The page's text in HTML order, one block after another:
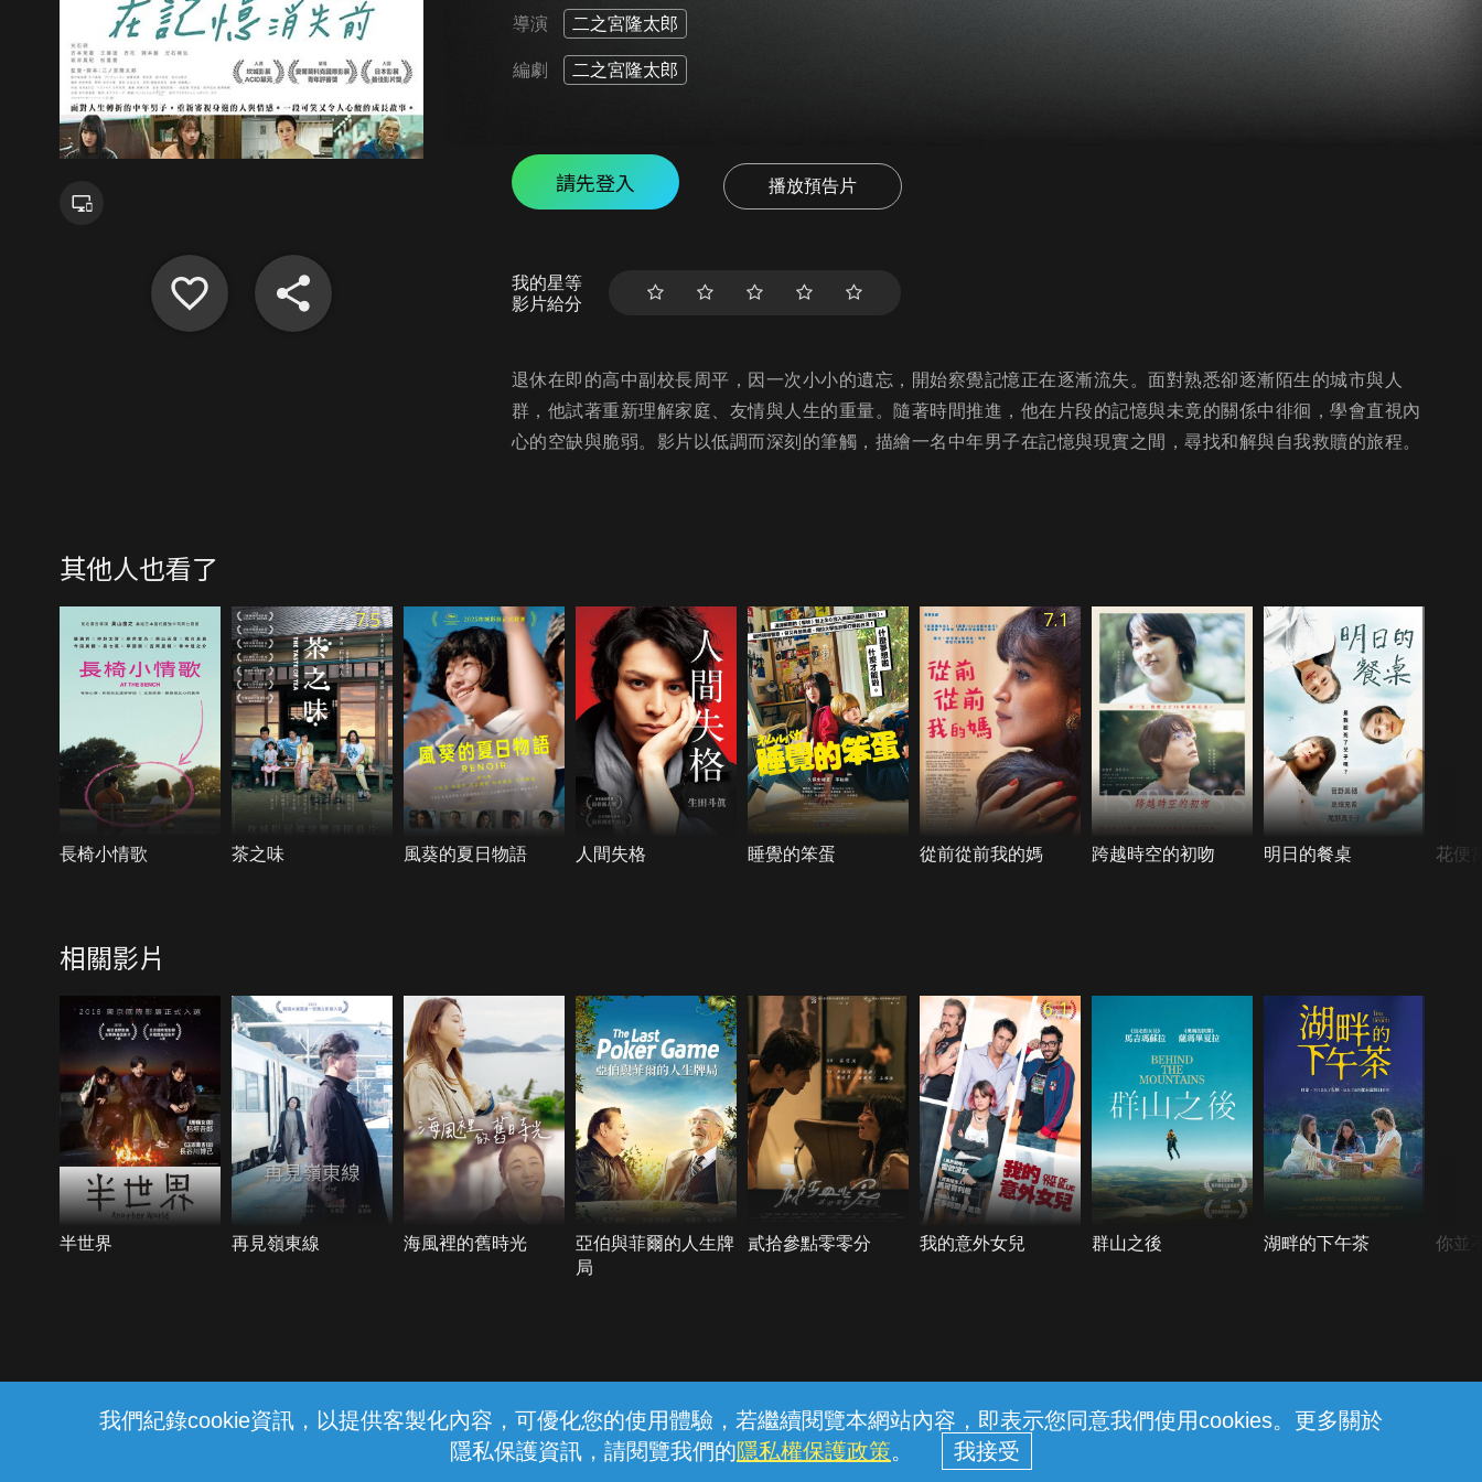
我們紀錄cookie資訊，以提供客製化內容，可優化您的使用體驗，若繼續閱覽本網站內容，即表示您同意我們使用cookies。更多關於
隱私保護資訊，請閱覽我們的隱私權保護政策。
導演 二之宮隆太郎
編劇 二之宮隆太郎
請先登入 播放預告片
我的星等
影片給分
退休在即的高中副校長周平，因一次小小的遺忘，開始察覺記憶正在逐漸流失。面對熟悉卻逐漸陌生的城市與人
群，他試著重新理解家庭、友情與人生的重量。隨著時間推進，他在片段的記憶與未竟的關係中徘徊，學會直視內
心的空缺與脆弱。影片以低調而深刻的筆觸，描繪一名中年男子在記憶與現實之間，尋找和解與自我救贖的旅程。
其他人也看了
長椅小情歌
7.5
茶之味 風葵的夏日物語 人間失格 睡覺的笨蛋
7.1
從前從前我的媽 跨越時空的初吻 明日的餐桌 花便
相關影片
半世界 再見嶺東線 海風裡的舊時光
亞伯與菲爾的人生牌
局
貳拾參點零零分
6.1
我的意外女兒 群山之後 湖畔的下午茶 你並
線上客服 服務條款 隱私權保護
中華電信股份有限公司個人家庭分公司 (統一編號：96979949) © 2026